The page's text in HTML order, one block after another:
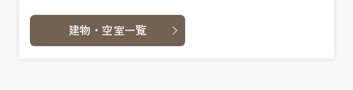
建物・空室一覧